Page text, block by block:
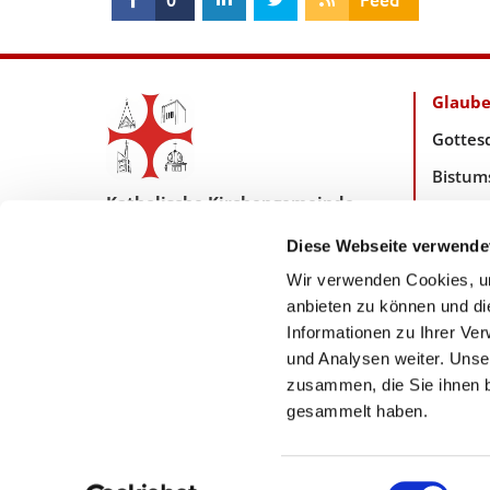
Diese Webseite
Wir verwenden Cookies,
anbieten zu können und
Informationen zu Ihrer
und Analysen weiter.
zusammen, die Sie ihnen
gesammelt haben.
Einwilligungsauswahl
Katholische Kirchengemeinde
Tempelhof-Buckow
Glaube
Taufe,
Zentrales Pfarreibüro:
Friedrich-Wilhelm-Str. 70/71
pfarreibuero@hl-johannes23.de